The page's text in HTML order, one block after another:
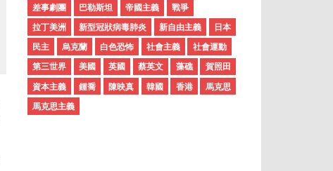
差事劇團
巴勒斯坦 帝國主義
戰爭
拉丁美洲
新型冠狀病毒肺炎 新自由主義
日本
民主
烏克蘭 白色恐怖 社會主義
社會運動
第三世界
美國 英國 蔡英文 藻礁
賀照田
資本主義
鍾喬 陳映真 韓國 香港
馬克思
馬克思主義